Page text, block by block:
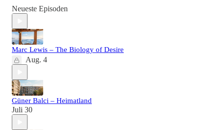
Neueste Episoden
Marc Lewis – The Biology of Desire
Aug. 4
Güner Balci – Heimatland
Juli 30